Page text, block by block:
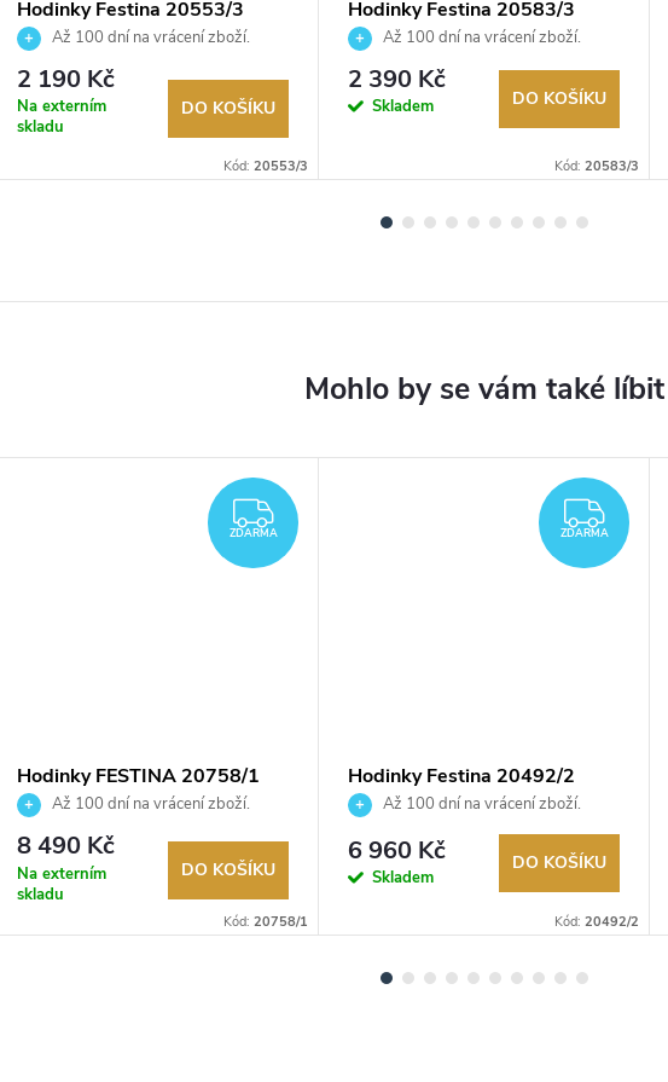
Hodinky Festina 20553/3
Až 100 dní na vrácení zboží.
Autorizovaný prodejce.
2 190 Kč
Na externím
skladu
DO KOŠÍKU
Kód: 20553/3
Hodinky Festina 20583/3
Až 100 dní na vrácení zboží.
Autorizovaný prodejce.
2 390 Kč
Skladem DO KOŠÍKU
Kód: 20583/3
ZDARMA
ZDARMA
Hodinky FESTINA 20758/1
Až 100 dní na vrácení zboží.
Autorizovaný prodejce.
8 490 Kč
Na externím
skladu
DO KOŠÍKU
Kód: 20758/1
ZDARMA
Hodinky Festina 20492/2
Až 100 dní na vrácení zboží.
Autorizovaný prodejce.
6 960 Kč
Skladem
DO KOŠÍKU
Kód: 20492/2